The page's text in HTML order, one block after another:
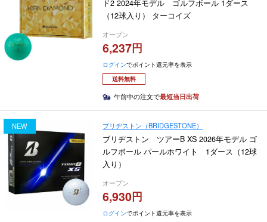
ド2 2024年モデル ゴルフボール 1ダース
（12球入り） ターコイズ
オープン
6,237
ログインでポイント還元率を表示
送料無料
午前中の注文で最短当日出荷
NEW ブリヂストン（BRIDGESTONE）
ブリヂストン ツアーB XS 2026年モデル ゴ
ルフボール パールホワイト 1ダース（12球
入り）
オープン
6,930
ログインでポイント還元率を表示